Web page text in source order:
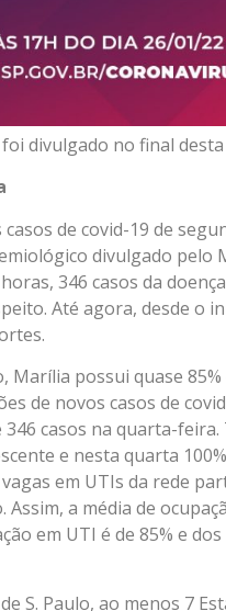
divulgado no final desta
de covid-19 de
divulgado pelo
346 casos da
Até agora, desde o
Marília possui quase
de novos casos de
casos na quarta-
e nesta quarta
em UTIs da rede
Assim, a média de
em UTI é de 85% e
S. Paulo, ao menos 7